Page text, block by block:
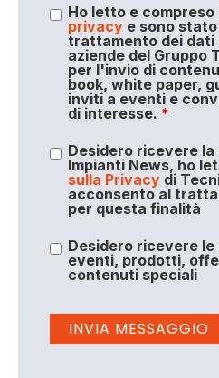
Ho letto e compreso
privacye sono
trattamento dei dati
aziende del Gruppo
per l'invio di
book, white paper,
inviti a eventi e
di interesse. *
Desidero ricevere
Impianti News, ho
sulla Privacydi
acconsento al
per questa finalità
Desidero ricevere
eventi, prodotti,
contenuti speciali